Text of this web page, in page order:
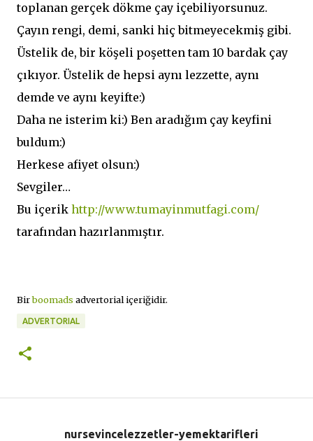
toplanan gerçek dökme çay içebiliyorsunuz.
Çayın rengi, demi, sanki hiç bitmeyecekmiş gibi.
Üstelik de, bir köşeli poşetten tam 10 bardak çay
çıkıyor. Üstelik de hepsi aynı lezzette, aynı
demde ve aynı keyifte:)
Daha ne isterim ki:) Ben aradığım çay keyfini
buldum:)
Herkese afiyet olsun:)
Sevgiler…
Bu içerik http://www.tumayinmutfagi.com/
tarafından hazırlanmıştır.
Birboomads advertorial içeriğidir.
ADVERTORIAL
nursevincelezzetler-yemektarifleri